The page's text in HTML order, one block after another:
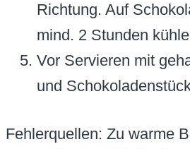
Richtung. Auf
mind. 2 Stunden
Vor Servieren mit
und
Fehlerquellen: Zu warme